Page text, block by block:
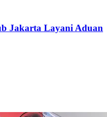
Jakarta Layani Aduan